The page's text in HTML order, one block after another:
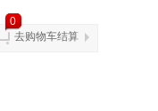
0
去购物车结算